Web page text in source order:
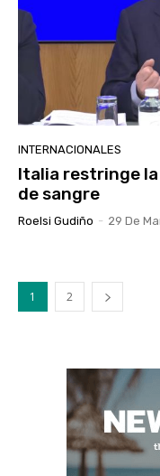
INTERNACIONALES
Italia restringe
de sangre
Roelsi Gudiño - 29 De
1 2